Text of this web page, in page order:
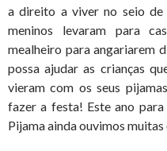
a direito a viver no seio de
meninos levaram para
mealheiro para angariarem
possa ajudar as crianças
vieram com os seus
fazer a festa! Este ano
Pijama ainda ouvimos